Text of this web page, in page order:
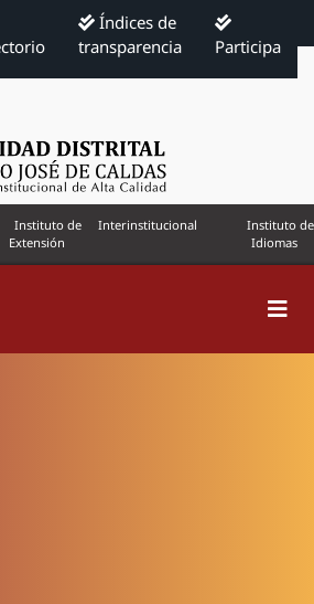
Índices de
transparencia
Participa
Instituto de
Extensión
Interinstitucional
Instituto de
Idiomas